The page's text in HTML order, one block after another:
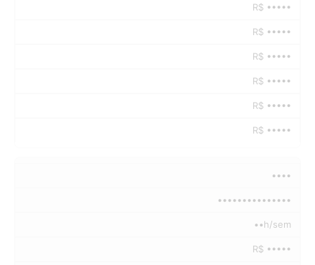
R$ •••••
R$ •••••
R$ •••••
R$ •••••
R$ •••••
R$ •••••
••••
•••••••••••••••
••h/sem
R$ •••••